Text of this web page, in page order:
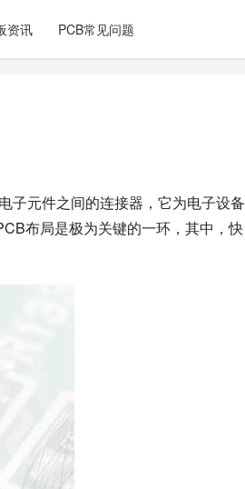
资讯 PCB常见问题
子元件之间的连接器，它为电子设备
布局是极为关键的一环，其中，快